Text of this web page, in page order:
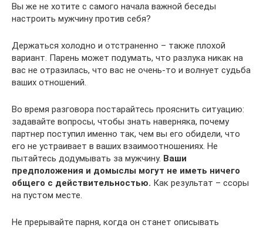
Вы же не хотите с самого начала важной беседы
настроить мужчину против себя?
Держаться холодно и отстраненно – также плохой
вариант. Парень может подумать, что разлука никак на
вас не отразилась, что вас не очень-то и волнует судьба
ваших отношений.
Во время разговора постарайтесь прояснить ситуацию:
задавайте вопросы, чтобы знать наверняка, почему
партнер поступил именно так, чем вы его обидели, что
его не устраивает в ваших взаимоотношениях. Не
пытайтесь додумывать за мужчину. Ваши
предположения и домыслы могут не иметь ничего
общего с действительностью. Как результат – ссоры
на пустом месте.
Не прерывайте парня, когда он станет описывать